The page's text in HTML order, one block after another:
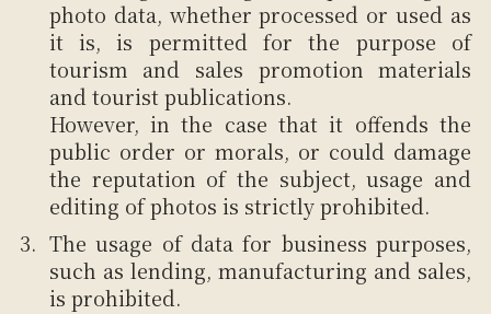
photo data, whether processed or used as
it is, is permitted for the purpose of
tourism and sales promotion materials
and tourist publications.
However, in the case that it offends the
public order or morals, or could damage
the reputation of the subject, usage and
editing of photos is strictly prohibited.
The usage of data for business purposes,
such as lending, manufacturing and sales,
is prohibited.